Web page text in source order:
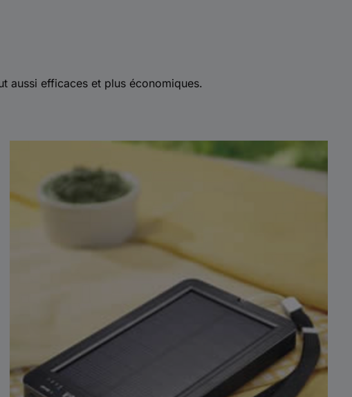
aussi efficaces et plus économiques.